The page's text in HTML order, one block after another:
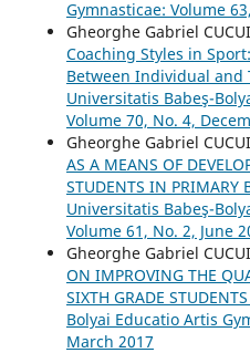
Gymnasticae: Volume
Gheorghe Gabriel
Coaching Styles in
Between Individual and
Universitatis Babeş-
Volume 70, No. 4,
Gheorghe Gabriel
AS A MEANS OF
STUDENTS IN PRIMARY
Universitatis Babeş-
Volume 61, No. 2, June
Gheorghe Gabriel
ON IMPROVING THE
SIXTH GRADE STUDENTS
Bolyai Educatio Artis
March 2017